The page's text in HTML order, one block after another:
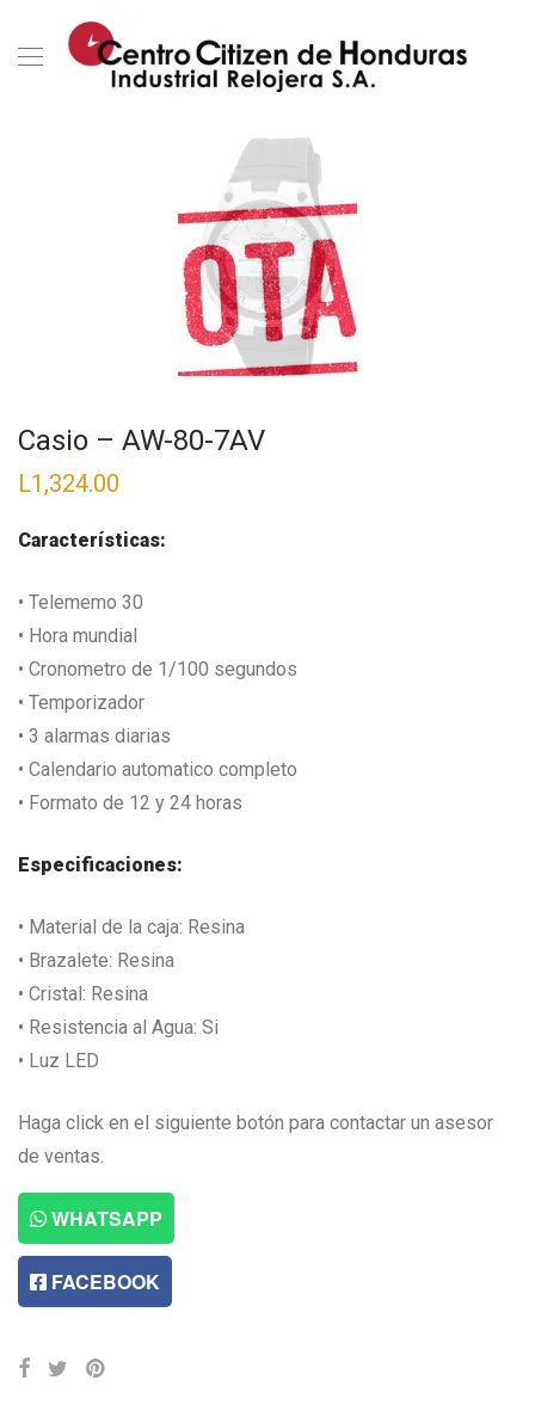
Casio – AW-80-7AV
L1,324.00
Características:
• Telememo 30
• Hora mundial
• Cronometro de 1/100 segundos
• Temporizador
• 3 alarmas diarias
• Calendario automatico completo
• Formato de 12 y 24 horas
Especificaciones:
• Material de la caja: Resina
• Brazalete: Resina
• Cristal: Resina
• Resistencia al Agua: Si
• Luz LED
Haga click en el siguiente botón para contactar un asesor
de ventas.
WHATSAPP
FACEBOOK